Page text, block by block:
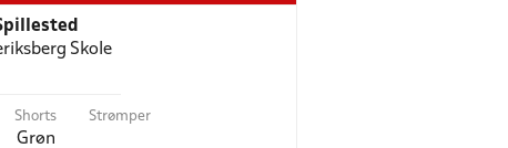
Skole
Shorts
Grøn
Strømper